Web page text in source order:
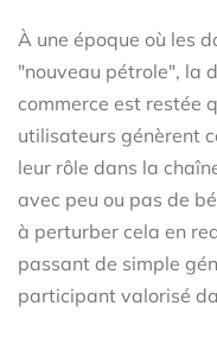
À une époque où les
"nouveau pétrole", la
commerce est restée
utilisateurs génèrent
leur rôle dans la
avec peu ou pas de
à perturber cela en
passant de simple
participant valorisé